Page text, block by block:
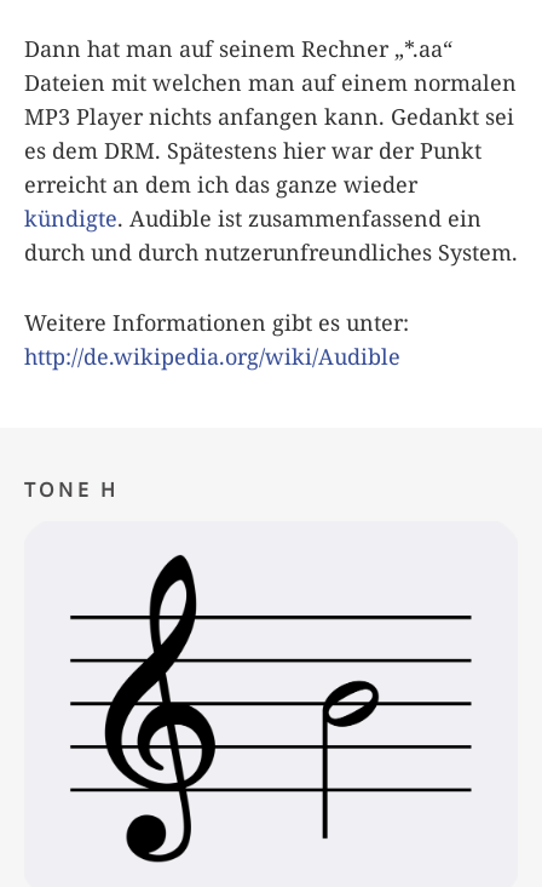
Dann hat man auf seinem Rechner „*.aa“
Dateien mit welchen man auf einem normalen
MP3 Player nichts anfangen kann. Gedankt sei
es dem DRM. Spätestens hier war der Punkt
erreicht an dem ich das ganze wieder
kündigte. Audible ist zusammenfassend ein
durch und durch nutzerunfreundliches System.
Weitere Informationen gibt es unter:
http://de.wikipedia.org/wiki/Audible
TONE H